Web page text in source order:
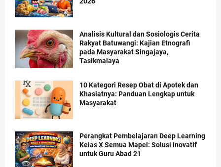
Analisis Kultural dan Sosiologis Cerita
Rakyat Batuwangi: Kajian Etnografi
pada Masyarakat Singajaya,
Tasikmalaya
10 Kategori Resep Obat di Apotek dan
Khasiatnya: Panduan Lengkap untuk
Masyarakat
Perangkat Pembelajaran Deep Learning
Kelas X Semua Mapel: Solusi Inovatif
untuk Guru Abad 21